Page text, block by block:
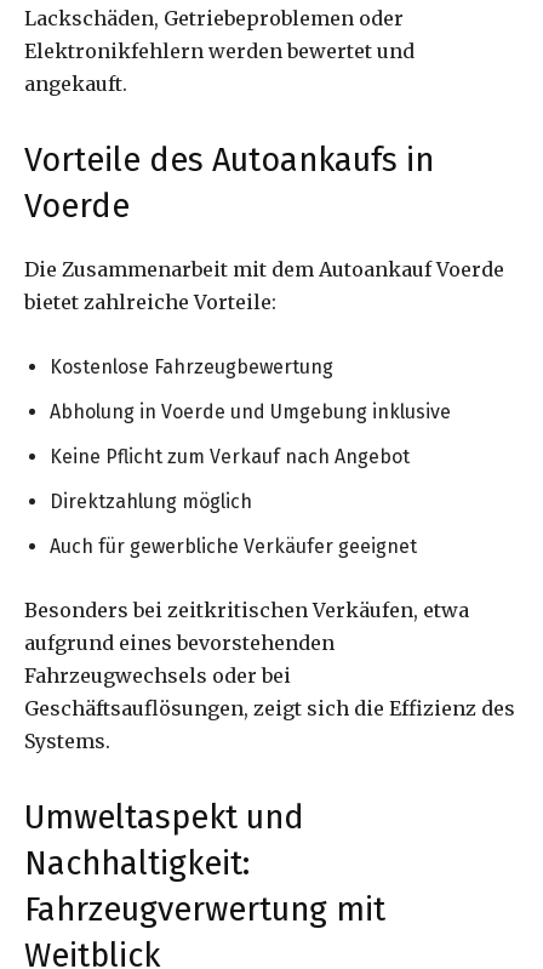
Lackschäden, Getriebeproblemen oder
Elektronikfehlern werden bewertet und
angekauft.
Vorteile des Autoankaufs in
Voerde
Die Zusammenarbeit mit dem Autoankauf Voerde
bietet zahlreiche Vorteile:
Kostenlose Fahrzeugbewertung
Abholung in Voerde und Umgebung inklusive
Keine Pflicht zum Verkauf nach Angebot
Direktzahlung möglich
Auch für gewerbliche Verkäufer geeignet
Besonders bei zeitkritischen Verkäufen, etwa
aufgrund eines bevorstehenden
Fahrzeugwechsels oder bei
Geschäftsauflösungen, zeigt sich die Effizienz des
Systems.
Umweltaspekt und
Nachhaltigkeit:
Fahrzeugverwertung mit
Weitblick